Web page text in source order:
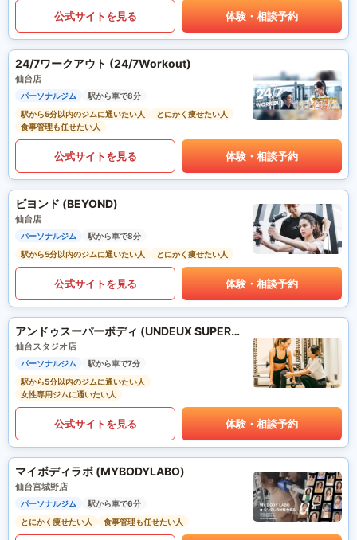
公式サイトを見る 体験・相談予約
24/7ワークアウト (24/7Workout)
仙台店
パーソナルジム
駅から車で8分
駅から5分以内のジムに通いたい人
とにかく痩せたい人
食事管理も任せたい人
公式サイトを見る 体験・相談予約
ビヨンド (BEYOND)
仙台店
パーソナルジム
駅から車で8分
駅から5分以内のジムに通いたい人
とにかく痩せたい人
公式サイトを見る 体験・相談予約
アンドゥスーパーボディ (UNDEUX SUPERBODY)
仙台スタジオ店
パーソナルジム
駅から車で7分
駅から5分以内のジムに通いたい人
女性専用ジムに通いたい人
公式サイトを見る 体験・相談予約
マイボディラボ (MYBODYLABO)
仙台宮城野店
パーソナルジム
駅から車で6分
とにかく痩せたい人
食事管理も任せたい人